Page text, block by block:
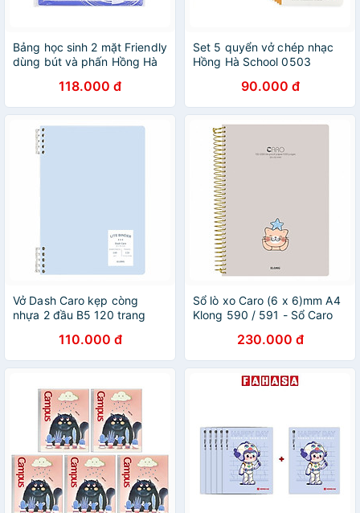
Bảng học sinh 2 mặt Friendly
dùng bút và phấn Hồng Hà
118.000 đ
Set 5 quyển vở chép nhạc
Hồng Hà School 0503
90.000 đ
Vở Dash Caro kẹp còng
nhựa 2 đầu B5 120 trang
110.000 đ
Sổ lò xo Caro (6 x 6)mm A4
Klong 590 / 591 - Sổ Caro
230.000 đ